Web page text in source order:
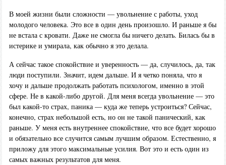
В моей жизни были сложности — увольнение с работы, уход
молодого человека. Это все в один день произошло. И раньше я бы
не встала с кровати. Даже не смогла бы ничего делать. Билась бы в
истерике и умирала, как обычно я это делала.
А сейчас такое спокойствие и уверенность — да, случилось, да, так
люди поступили. Значит, идем дальше. И я четко поняла, что я
хочу и дальше продолжать работать психологом, именно в этой
сфере. Не в какой-либо другой. Для меня всегда увольнение — это
был какой-то страх, паника — куда же теперь устроиться? Сейчас,
конечно, страх небольшой есть, но он не такой панический, как
раньше. У меня есть внутреннее спокойствие, что все будет хорошо
и обязательно все случится самым лучшим образом. Естественно, я
приложу для этого максимальные усилия. Вот это и есть один из
самых важных результатов для меня.